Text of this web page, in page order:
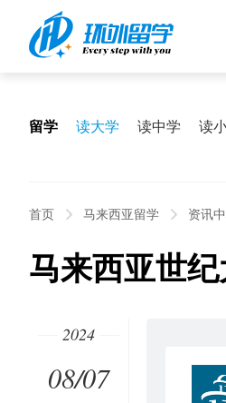
留学 读大学 读中学 读
首页 马来西亚留学 资讯
马来西亚世
2024
08/07